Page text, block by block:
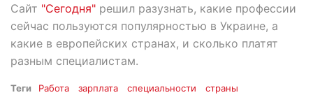
Сайт "Сегодня" решил разузнать, какие профессии
сейчас пользуются популярностью в Украине, а
какие в европейских странах, и сколько платят
разным специалистам.
Теги Работа зарплата специальности страны